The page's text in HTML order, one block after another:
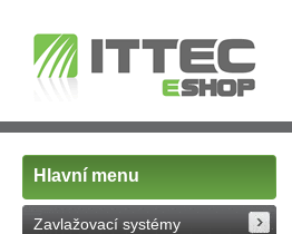
Hlavní menu
Zavlažovací systémy